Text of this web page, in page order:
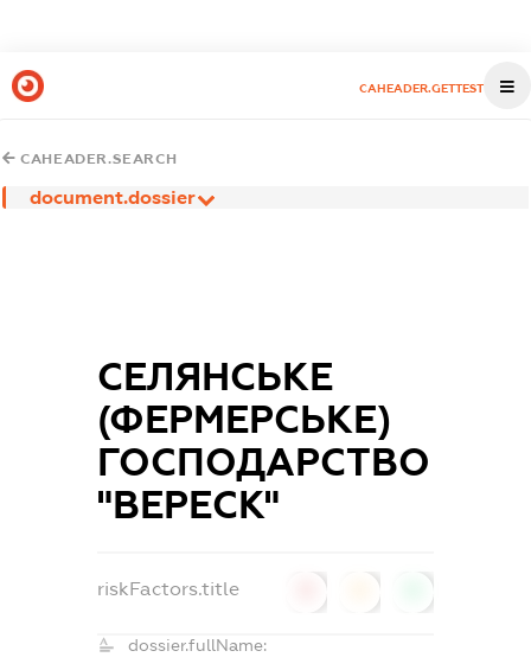
CAHEADER.GETTEST
CAHEADER.SEARCH
document.dossier
СЕЛЯНСЬКЕ
(ФЕРМЕРСЬКЕ)
ГОСПОДАРСТВО
"ВЕРЕСК"
riskFactors.title
dossier.fullName: